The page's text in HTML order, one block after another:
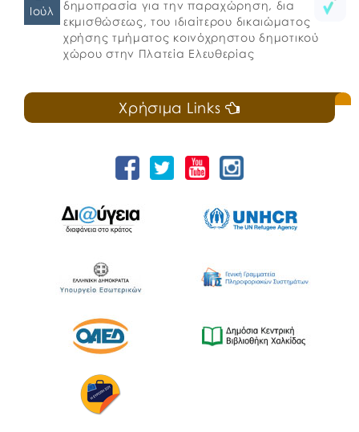
Ιούλ
δημοπρασία για την παραχώρηση, δια
εκμισθώσεως, του ιδιαίτερου δικαιώματος
χρήσης τμήματος κοινόχρηστου δημοτικού
χώρου στην Πλατεία Ελευθερίας
Χρήσιμα Links